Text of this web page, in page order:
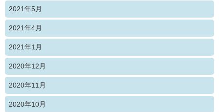
2021年5月
2021年4月
2021年1月
2020年12月
2020年11月
2020年10月